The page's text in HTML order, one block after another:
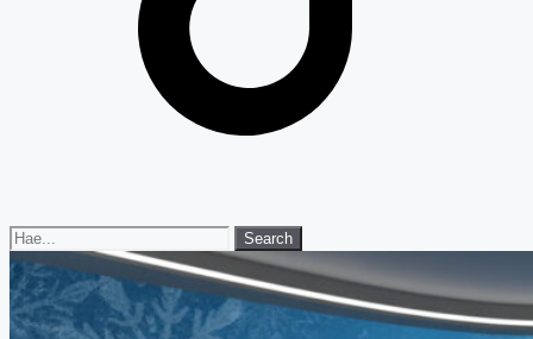
Search
for:
Search